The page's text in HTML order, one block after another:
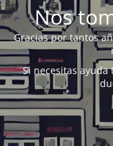
Nos
Gracias por tantos
Si necesitas ayuda